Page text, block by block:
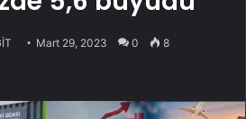
Mart 29, 2023 0 8